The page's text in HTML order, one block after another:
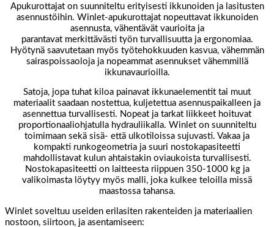
Apukurottajat on suunniteltu erityisesti ikkunoiden ja lasitusten
asennustöihin. Winlet-apukurottajat nopeuttavat ikkunoiden
asennusta, vähentävät vaurioita ja
parantavat merkittävästi työn turvallisuutta ja ergonomiaa.
Hyötynä saavutetaan myös työtehokkuuden kasvua, vähemmän
sairaspoissaoloja ja nopeammat asennukset vähemmillä
ikkunavaurioilla.
Satoja, jopa tuhat kiloa painavat ikkunaelementit tai muut
materiaalit saadaan nostettua, kuljetettua asennuspaikalleen ja
asennettua turvallisesti. Nopeat ja tarkat liikkeet hoituvat
proportionaaliohjatulla hydrauliikalla. Winlet on suunniteltu
toimimaan sekä sisä- että ulkotiloissa sujuvasti. Vakaa ja
kompakti runkogeometria ja suuri nostokapasiteetti
mahdollistavat kulun ahtaistakin oviaukoista turvallisesti.
Nostokapasiteetti on laitteesta riippuen 350-1000 kg ja
valikoimasta löytyy myös malli, joka kulkee teloilla missä
maastossa tahansa.
Winlet soveltuu useiden erilasiten rakenteiden ja materiaalien
nostoon, siirtoon, ja asentamiseen: